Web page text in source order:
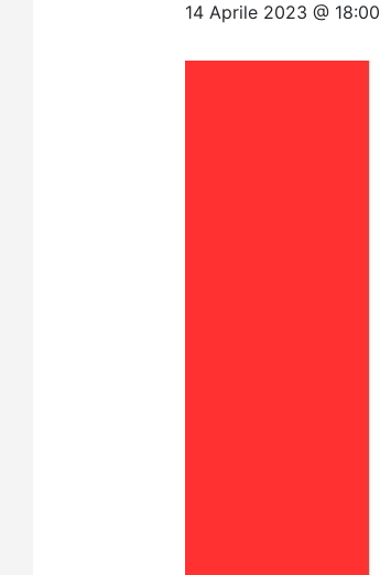
14 Aprile 2023 @ 18:00